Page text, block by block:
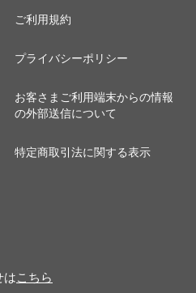
ご利用規約
プライバシーポリシー
お客さまご利用端末からの情報
の外部送信について
特定商取引法に関する表示
はこちら